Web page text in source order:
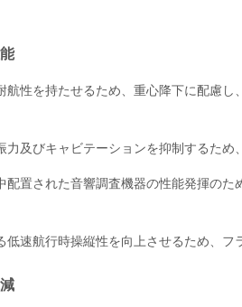
航性を持たせるため、重心降下に配慮
力及びキャビテーションを抑制するため
配置された音響調査機器の性能発揮の
低速航行時操縦性を向上させるため、フ